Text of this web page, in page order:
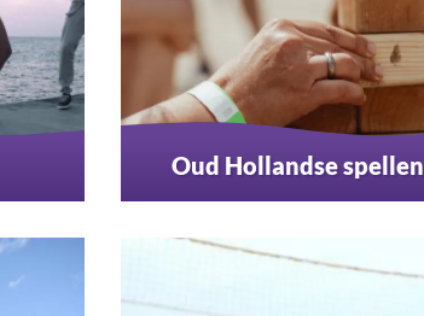
Oud Hollandse spellen